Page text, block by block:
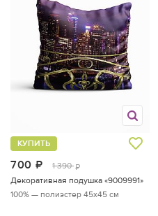
700 руб.
1 390 руб.
КУПИТЬ
Декоративная подушка «9009991»
100% — полиэстер 45x45 см